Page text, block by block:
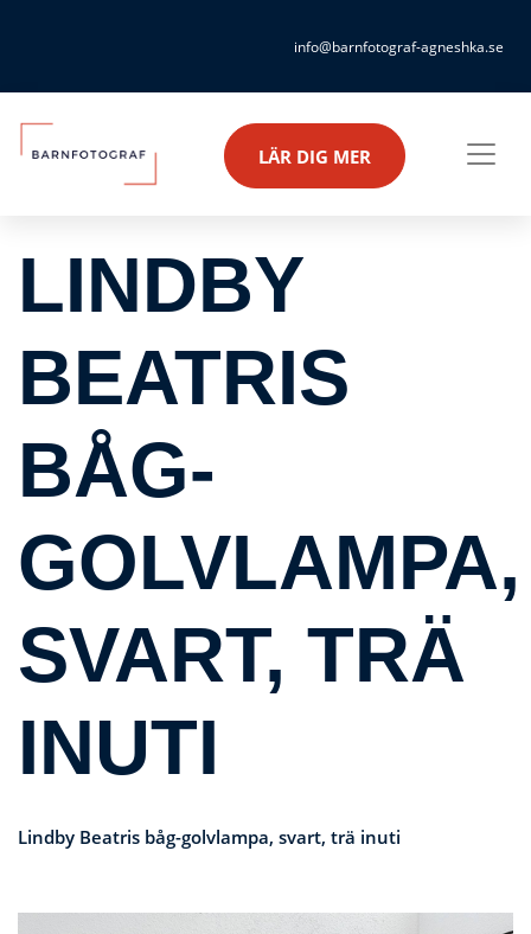
info@barnfotograf-agneshka.se
LÄR DIG MER
LINDBY
BEATRIS
BÅG-
GOLVLAMPA,
SVART, TRÄ
INUTI
Lindby Beatris båg-golvlampa, svart, trä inuti